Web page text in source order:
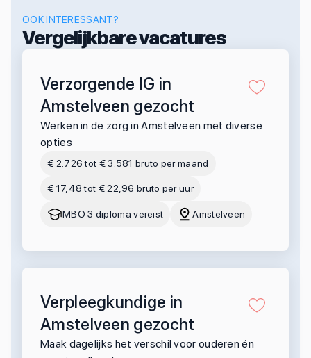
OOK INTERESSANT?
Vergelijkbare vacatures
Verzorgende IG in
Amstelveen gezocht
Werken in de zorg in Amstelveen met diverse
opties
€ 2.726 tot € 3.581 bruto per maand
€ 17,48 tot € 22,96 bruto per uur
MBO 3 diploma vereist Amstelveen
Verpleegkundige in
Amstelveen gezocht
Maak dagelijks het verschil voor ouderen én